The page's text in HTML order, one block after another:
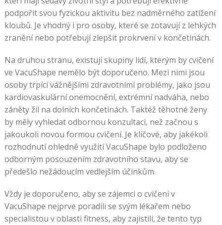
podpořit svou fyzickou aktivitu bez nadměrného zatížení
kloubů. Je vhodný i pro osoby, které se zotavují z lehkých
zranění nebo potřebují zlepšit prokrvení v končetinách.
Na druhou stranu, existují skupiny lidí, kterým by cvičení
ve VacuShape nemělo být doporučeno. Mezi nimi jsou
osoby trpící vážnějšími zdravotními problémy, jako jsou
kardiovaskulární onemocnění, extrémní nadváha, nebo
záněty žil na dolních končetinách. Taktéž těhotné ženy
by měly vyhledat odbornou konzultaci, než začnou s
jakoukoli novou formou cvičení. Je klíčové, aby jakékoli
rozhodnutí ohledně využití VacuShape bylo podloženo
odborným posouzením zdravotního stavu, aby se
předešlo nežádoucím vedlejším účinkům.
Vždy je doporučeno, aby se zájemci o cvičení v
VacuShape nejprve poradili se svým lékařem nebo
specialistou v oblasti fitness, aby zajistili, že tento typ